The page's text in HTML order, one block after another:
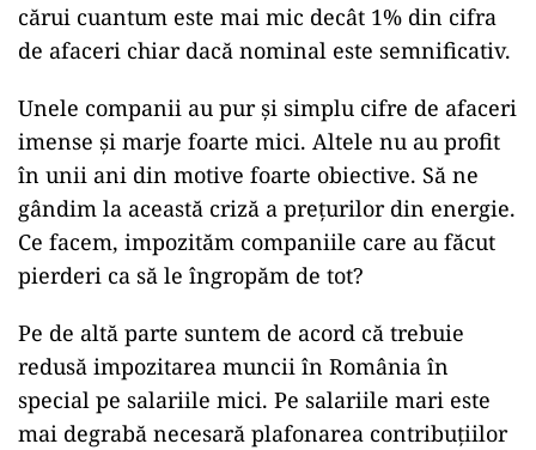
cărui cuantum este mai mic decât 1% din cifra
de afaceri chiar dacă nominal este semnificativ.
Unele companii au pur și simplu cifre de afaceri
imense și marje foarte mici. Altele nu au profit
în unii ani din motive foarte obiective. Să ne
gândim la această criză a prețurilor din energie.
Ce facem, impozităm companiile care au făcut
pierderi ca să le îngropăm de tot?
Pe de altă parte suntem de acord că trebuie
redusă impozitarea muncii în România în
special pe salariile mici. Pe salariile mari este
mai degrabă necesară plafonarea contribuțiilor